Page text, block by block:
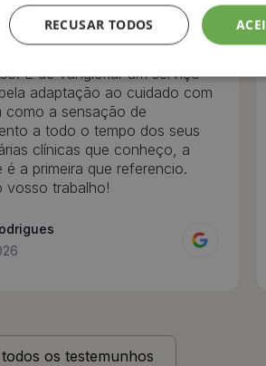
cuidadosa receção desde o
pela positiva com
É de vangloriar um serviço
adaptação ao cuidado com
como a sensação de
a todo o tempo dos seus
clínicas que conheço, a
é a primeira que referencio.
vosso trabalho!
os testemunhos
RECUSAR TODOS